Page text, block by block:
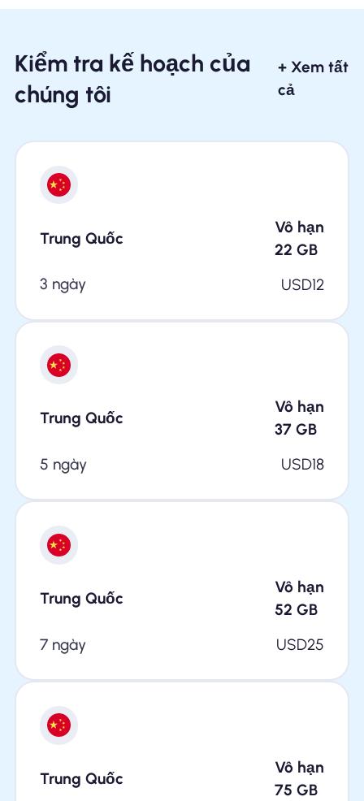
Kiểm tra kế hoạch của
chúng tôi
+ Xem tất
cả
Trung Quốc
Vô hạn
22 GB
3 ngày
USD12
Trung Quốc
Vô hạn
37 GB
5 ngày
USD18
Trung Quốc
Vô hạn
52 GB
7 ngày
USD25
Trung Quốc
Vô hạn
75 GB